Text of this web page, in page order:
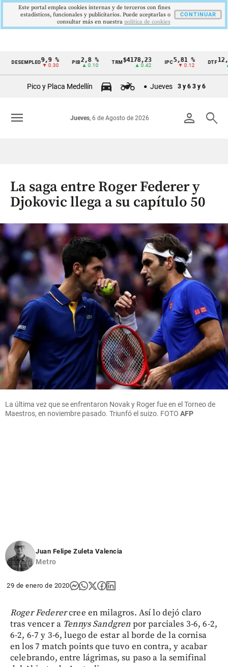
Cintillo
Colombia
9,9 %
▼ 0.30
PIB 2,8 %
▲ 0.10
TRM $4178,23
▲ 0.42
IPC 5,81 %
▼ 0.12
DTF 12,48 %
▲ 0.05
Pico y Placa Medellín Jueves 3 y 6 3 y 6
person search
Jueves, 6 de Agosto de 2026
menu
La saga entre Roger Federer y
Djokovic llega a su capítulo 50
La última vez que se enfrentaron Novak y Roger fue en el Torneo de
Maestros, en noviembre pasado. Triunfó el suizo. FOTO AFP
Juan Felipe Zuleta Valencia
Metro
29 de enero de 2020
Roger Federercree en milagros. Así lo dejó claro
tras vencer a Tennys Sandgren por parciales 3-6, 6-2,
6-2, 6-7 y 3-6, luego de estar al borde de la cornisa
en los 7 match points que tuvo en contra, y acabar
celebrando, entre lágrimas, su paso a la semifinal
Este portal emplea cookies internas y de terceros con fines
estadísticos, funcionales y publicitarios. Puede aceptarlas o
consultar más en nuestra politica de cookies
CONTINUAR